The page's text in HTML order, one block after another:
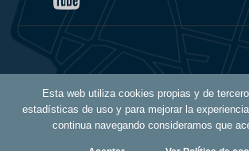
Esta web utiliza cookies propias y de
estadísticas de uso y para mejorar la
continua navegando consideramos que
Política de Cookies
Política de Privacidad
Aviso Legal